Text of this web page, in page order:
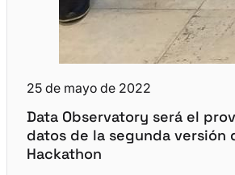
25 de mayo de 2022
Data Observatory será el
datos de la segunda versión
Hackathon